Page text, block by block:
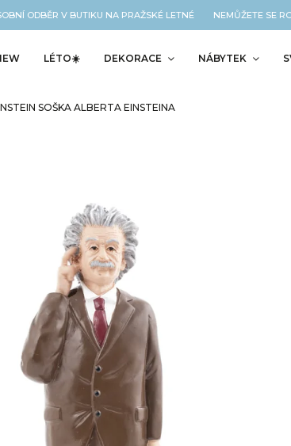
V BUTIKU NA PRAŽSKÉ LETNÉ NEMŮŽETE SE
LÉTO☀️ DEKORACE NÁBYTEK
SOŠKA ALBERTA EINSTEINA